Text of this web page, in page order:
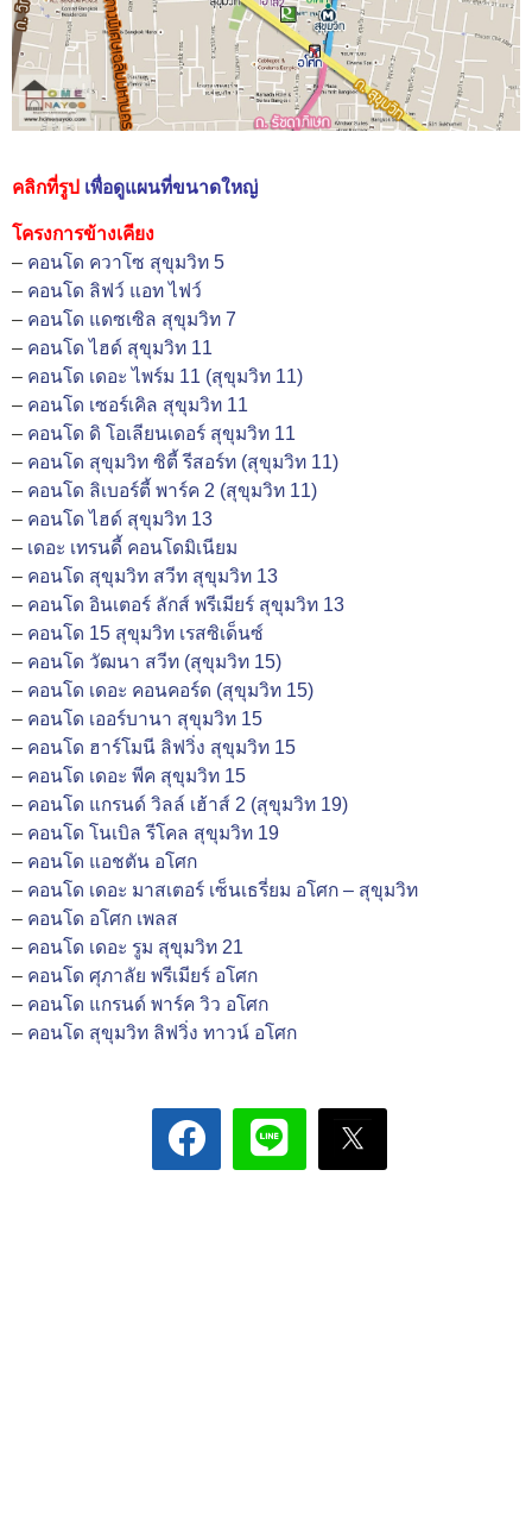
คลิกที่รูป เพื่อดูแผนที่ขนาดใหญ่
โครงการข้างเคียง
– คอนโด ควาโซ สุขุมวิท 5
– คอนโด ลิฟว์ แอท ไฟว์
– คอนโด แดซเซิล สุขุมวิท 7
– คอนโด ไฮด์ สุขุมวิท 11
– คอนโด เดอะ ไพร์ม 11 (สุขุมวิท 11)
– คอนโด เซอร์เคิล สุขุมวิท 11
– คอนโด ดิ โอเลียนเดอร์ สุขุมวิท 11
– คอนโด สุขุมวิท ซิตี้ รีสอร์ท (สุขุมวิท 11)
– คอนโด ลิเบอร์ตี้ พาร์ค 2 (สุขุมวิท 11)
– คอนโด ไฮด์ สุขุมวิท 13
– เดอะ เทรนดี้ คอนโดมิเนียม
– คอนโด สุขุมวิท สวีท สุขุมวิท 13
– คอนโด อินเตอร์ ลักส์ พรีเมียร์ สุขุมวิท 13
– คอนโด 15 สุขุมวิท เรสซิเด็นซ์
– คอนโด วัฒนา สวีท (สุขุมวิท 15)
– คอนโด เดอะ คอนคอร์ด (สุขุมวิท 15)
– คอนโด เออร์บานา สุขุมวิท 15
– คอนโด ฮาร์โมนี ลิฟวิ่ง สุขุมวิท 15
– คอนโด เดอะ พีค สุขุมวิท 15
– คอนโด แกรนด์ วิลล์ เฮ้าส์ 2 (สุขุมวิท 19)
– คอนโด โนเบิล รีโคล สุขุมวิท 19
– คอนโด แอชตัน อโศก
– คอนโด เดอะ มาสเตอร์ เซ็นเธรี่ยม อโศก – สุขุมวิท
– คอนโด อโศก เพลส
– คอนโด เดอะ รูม สุขุมวิท 21
– คอนโด ศุภาลัย พรีเมียร์ อโศก
– คอนโด แกรนด์ พาร์ค วิว อโศก
– คอนโด สุขุมวิท ลิฟวิ่ง ทาวน์ อโศก